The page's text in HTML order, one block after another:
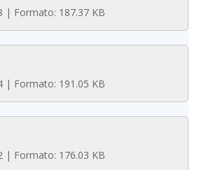
| Formato: 187.37 KB
| Formato: 191.05 KB
| Formato: 176.03 KB